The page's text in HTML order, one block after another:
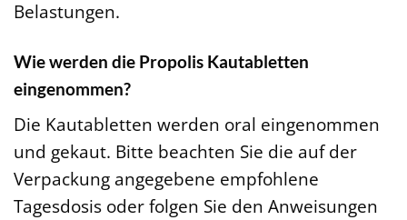
Belastungen.
Wie werden die Propolis Kautabletten
eingenommen?
Die Kautabletten werden oral eingenommen
und gekaut. Bitte beachten Sie die auf der
Verpackung angegebene empfohlene
Tagesdosis oder folgen Sie den Anweisungen